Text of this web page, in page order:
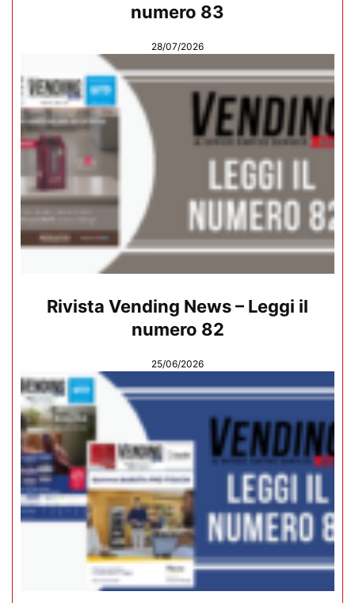
numero 83
28/07/2026
Rivista Vending News – Leggi il
numero 82
25/06/2026